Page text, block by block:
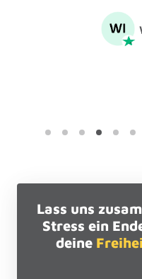
Lass uns
Stress ein
deine